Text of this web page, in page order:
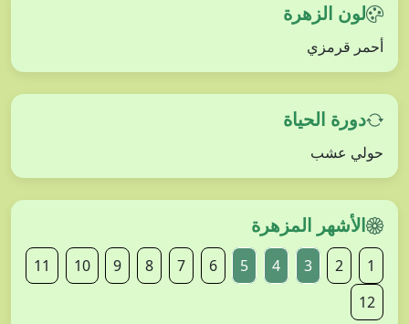
لون الزهرة
أحمر قرمزي
دورة الحياة
حولي عشب
الأشهر المزهرة
1
2
3
4
5
6
7
8
9
10
11
12